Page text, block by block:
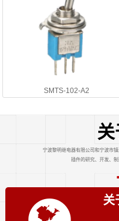
SMTS-102-A2
关
宁波黎明继电器有限公司和宁波市
插件的研究、开发、
关